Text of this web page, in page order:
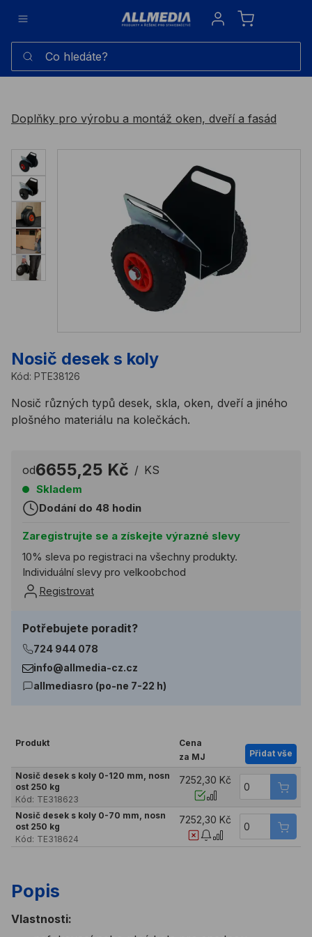
Sign in
Co hledáte?
Doplňky pro výrobu a montáž oken, dveří a fasád
Nosič desek s koly
Kód: PTE38126
Nosič různých typů desek, skla, oken, dveří a jiného
plošného materiálu na kolečkách.
od6655,25 Kč / KS
Skladem
Dodání do 48 hodin
Zaregistrujte se a získejte výrazné slevy
10% sleva po registraci na všechny produkty.
Individuální slevy pro velkoobchod
Registrovat
Potřebujete poradit?
724 944 078
info@allmedia-cz.cz
allmediasro (po-ne 7-22 h)
Produkt
Cena
za MJ
Přidat vše
Nosič desek s koly 0-120 mm, nosn
ost 250 kg
Kód: TE318623
7252,30 Kč
Nosič desek s koly 0-70 mm, nosn
ost 250 kg
Kód: TE318624
7252,30 Kč
Popis
Vlastnosti: